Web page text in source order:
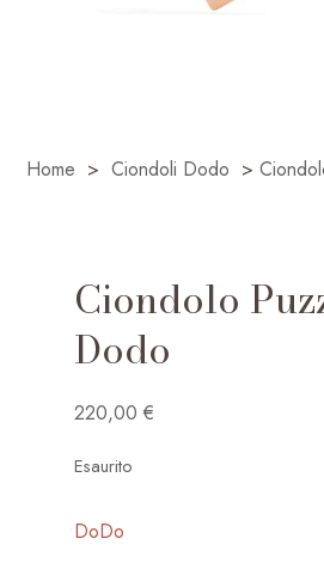
Home > Ciondoli Dodo >
Ciondolo
Dodo
220,00€
Esaurito
DoDo